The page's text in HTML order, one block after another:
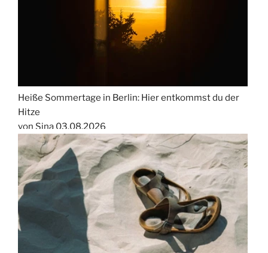
Heiße Sommertage in Berlin: Hier entkommst du der
Hitze
von Sina 03.08.2026